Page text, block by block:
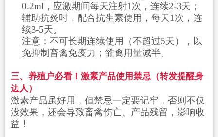
0.2ml，应激期间每天注射1次，连续2-3天；
辅助抗炎时，配合抗生素使用，每天1次，连
续3-5天。
注意：不可长期连续使用（不超过5天），以
免抑制畜禽免疫力；雏禽用量减半。
三、养殖户必看！激素产品使用禁忌（转发提醒身
边人）
激素产品虽好用，但禁忌一定要记牢，否则不仅
没效果，还会导致畜禽伤亡、产品残留，影响收
益！